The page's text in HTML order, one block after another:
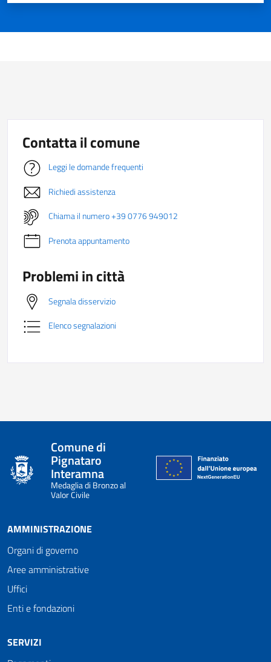
Contatta il comune
Leggi le domande frequenti
Richiedi assistenza
Chiama il numero +39 0776 949012
Prenota appuntamento
Problemi in città
Segnala disservizio
Elenco segnalazioni
Comune di
Pignataro
Interamna
Medaglia di Bronzo al
Valor Civile
AMMINISTRAZIONE
Organi di governo
Aree amministrative
Uffici
Enti e fondazioni
SERVIZI